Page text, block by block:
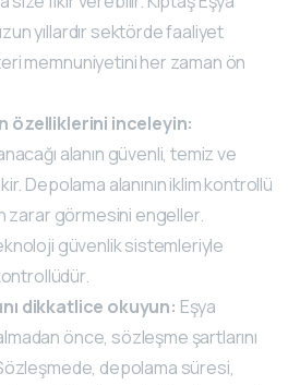
yıllardır sektörde faaliyet
memnuniyetini her zaman ön
özelliklerini inceleyin:
alanın güvenli, temiz ve
Depolama alanının iklim kontrollü
zarar görmesini engeller.
güvenlik sistemleriyle
dikkatlice okuyun: Eşya
önce, sözleşme şartlarını
depolama süresi,